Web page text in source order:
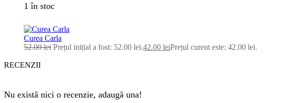
1 în stoc
Curea Carla
52.00lei Prețul inițial a fost: 52.00 lei.42.00 leiPrețul curent este: 42.00 lei.
RECENZII
Nu există nici o recenzie, adaugă una!